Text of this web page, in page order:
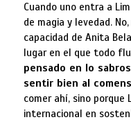
Cuando uno entra a
de magia y levedad.
capacidad de Anita
lugar en el que todo
pensado en lo
sentir bien al
comer ahí, sino porque
internacional en